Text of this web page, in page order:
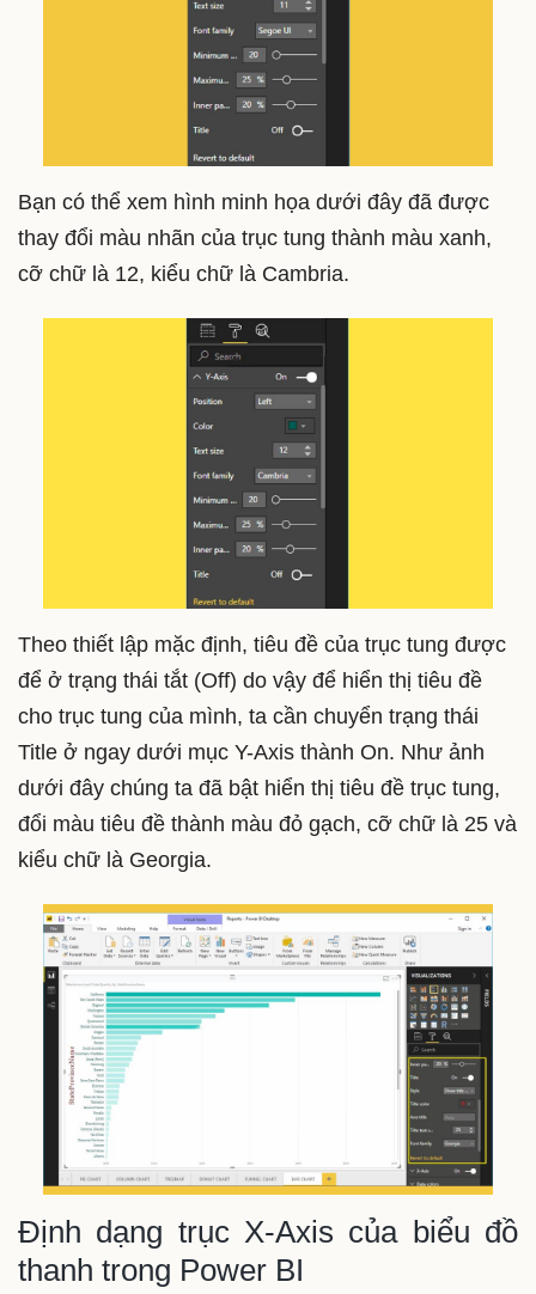
Bạn có thể xem hình minh họa dưới đây đã được
thay đổi màu nhãn của trục tung thành màu xanh,
cỡ chữ là 12, kiểu chữ là Cambria.
Theo thiết lập mặc định, tiêu đề của trục tung được
để ở trạng thái tắt (Off) do vậy để hiển thị tiêu đề
cho trục tung của mình, ta cần chuyển trạng thái
Title ở ngay dưới mục Y-Axis thành On. Như ảnh
dưới đây chúng ta đã bật hiển thị tiêu đề trục tung,
đổi màu tiêu đề thành màu đỏ gạch, cỡ chữ là 25 và
kiểu chữ là Georgia.
Định dạng trục X-Axis của biểu đồ
thanh trong Power BI